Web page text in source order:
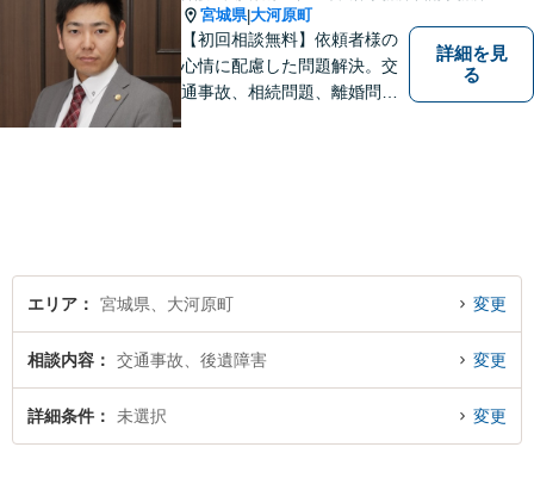
宮城県|大河原町
【初回相談無料】依頼者様の
心情に配慮した問題解決。交
通事故、相続問題、離婚問題
詳細を見
る
エリア 宮城県、大河原町 変更
相談内容 交通事故、後遺障害 変更
詳細条件 未選択 変更